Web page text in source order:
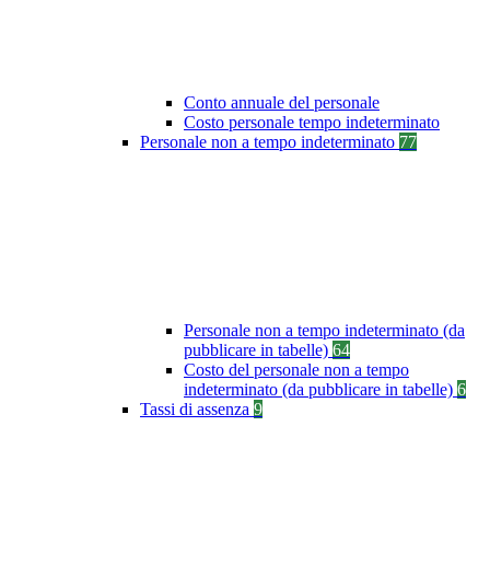
Conto annuale del personale
Costo personale tempo indeterminato
Personale non a tempo indeterminato 77
Personale non a tempo indeterminato (da
pubblicare in tabelle) 64
Costo del personale non a tempo
indeterminato (da pubblicare in tabelle) 6
Tassi di assenza 9